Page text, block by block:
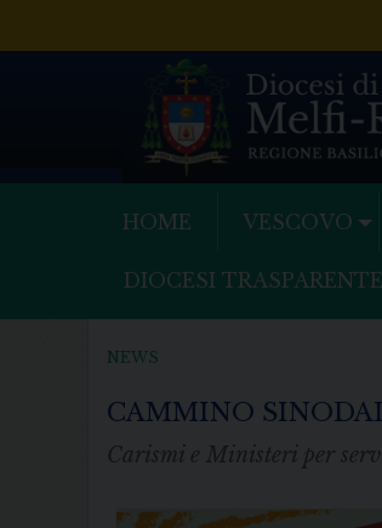
HOME VESCOVO
DIOCESI TRASPARENTE
NEWS
CAMMINO
Carismi e Ministeri per